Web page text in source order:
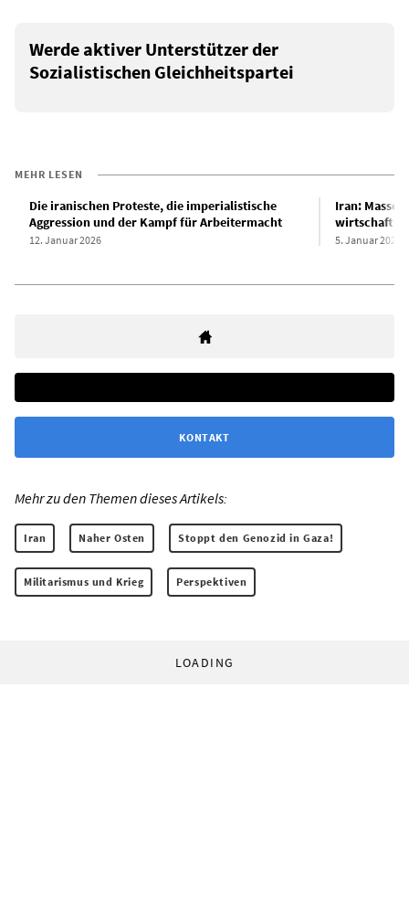
Werde aktiver Unterstützer der
Sozialistischen Gleichheitspartei
MEHR LESEN
Die iranischen Proteste, die imperialistische
Aggression und der Kampf für Arbeitermacht
12. Januar 2026
Iran:
5. Januar 2026
KONTAKT
Mehr zu den Themen dieses Artikels:
Iran Naher Osten Stoppt den Genozid in Gaza!
Militarismus und Krieg Perspektiven
LOADING